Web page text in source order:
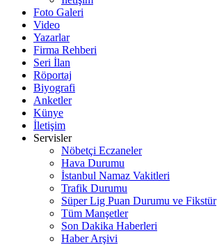
Foto Galeri
Video
Yazarlar
Firma Rehberi
Seri İlan
Röportaj
Biyografi
Anketler
Künye
İletişim
Servisler
Nöbetçi Eczaneler
Hava Durumu
İstanbul Namaz Vakitleri
Trafik Durumu
Süper Lig Puan Durumu ve Fikstür
Tüm Manşetler
Son Dakika Haberleri
Haber Arşivi